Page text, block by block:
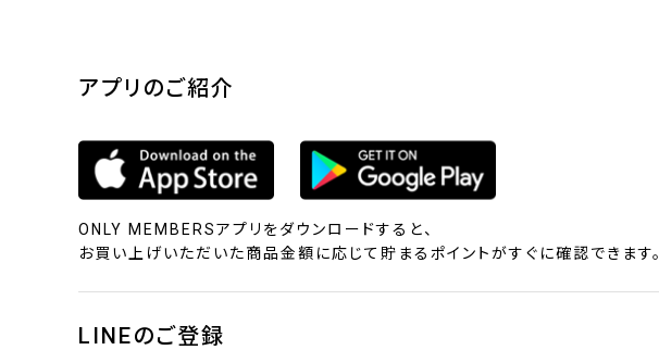
アプリのご紹介
ONLY MEMBERSアプリをダウンロードすると、
お買い上げいただいた商品金額に応じて貯まるポイントがすぐに確認できます。
LINEのご登録